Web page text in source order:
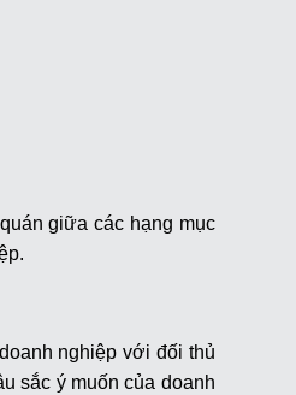
giữa các hạng mục
nghiệp với đối thủ
sắc ý muốn của doanh